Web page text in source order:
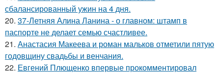
сбалансированный ужин на 4 дня.
20. 37-Летняя Алина Ланина - о главном: штамп в
паспорте не делает семью счастливее.
21. Анастасия Макеева и роман мальков отметили пятую
годовщину свадьбы и венчания.
22. Евгений Плющенко впервые прокомментировал